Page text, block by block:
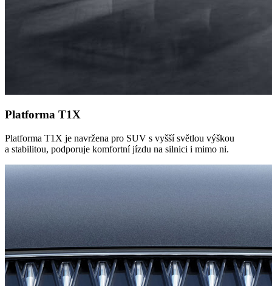
Platforma T1X
Platforma T1X je navržena pro SUV s vyšší světlou výškou
a stabilitou, podporuje komfortní jízdu na silnici i mimo ni.